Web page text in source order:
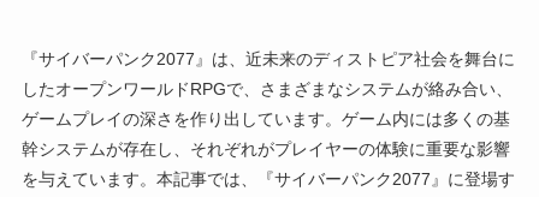
『サイバーパンク2077』は、近未来のディストピア社会を舞台に
したオープンワールドRPGで、さまざまなシステムが絡み合い、
ゲームプレイの深さを作り出しています。ゲーム内には多くの基
幹システムが存在し、それぞれがプレイヤーの体験に重要な影響
を与えています。本記事では、『サイバーパンク2077』に登場す